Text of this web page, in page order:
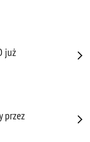
już
przez